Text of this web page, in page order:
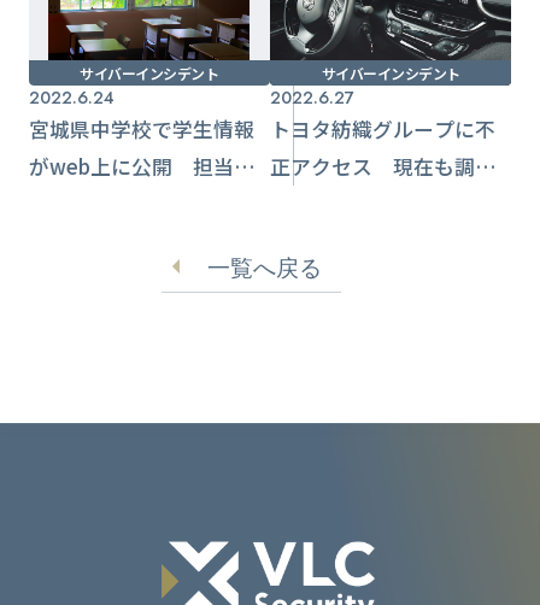
サイバーインシデント
2022.6.24
宮城県中学校で学生情報
がweb上に公開 担当職
サイバーインシデント
2022.6.27
トヨタ紡織グループに不
正アクセス 現在も調査
一覧へ戻る